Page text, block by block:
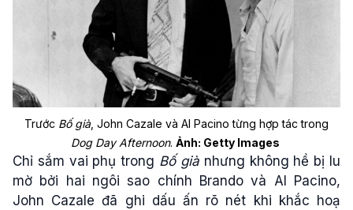
Trước Bố già, John Cazale và Al Pacino từng hợp tác trong
Dog Day Afternoon. Ảnh: Getty Images
Chỉ sắm vai phụ trong Bố già nhưng không hề bị lu
mờ bởi hai ngôi sao chính Brando và Al Pacino,
John Cazale đã ghi dấu ấn rõ nét khi khắc hoạ